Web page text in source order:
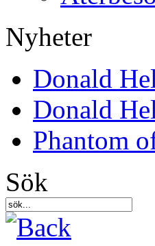
Nyheter
Donald
Donald
Phantom
Sök